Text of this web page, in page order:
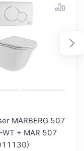
MARBERG 507
WT + MAR 507